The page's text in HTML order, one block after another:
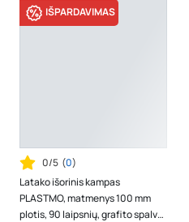
IŠPARDAVIMAS
0/5 (0)
Latako išorinis kampas
PLASTMO, matmenys 100 mm
plotis, 90 laipsnių, grafito spalva,